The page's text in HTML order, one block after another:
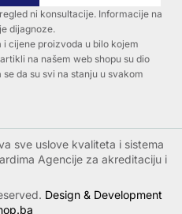
ni konsultacije. Informacije na
dijagnoze.
cijene proizvoda u bilo kojem
na našem web shopu su dio
da su svi na stanju u svakom
sve uslove kvaliteta i sistema
Agencije za akreditaciju i
Design & Development